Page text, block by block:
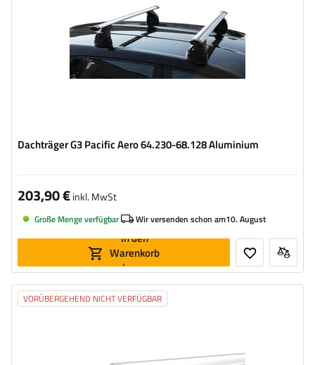
Dachträger G3 Pacific Aero 64.230-68.128 Aluminium
203,90 €inkl. MwSt
Große Menge verfügbar Wir versenden schon am10. August
In den
Warenkorb
legen
VORÜBERGEHEND NICHT VERFÜGBAR